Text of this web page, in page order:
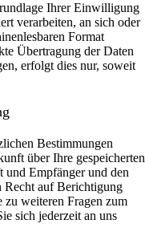
Ihrer Einwilligung
verarbeiten, an sich oder
Format
Übertragung der Daten
erfolgt dies nur, soweit
Bestimmungen
über Ihre gespeicherten
und Empfänger und den
Recht auf Berichtigung
weiteren Fragen zum
sich jederzeit an uns